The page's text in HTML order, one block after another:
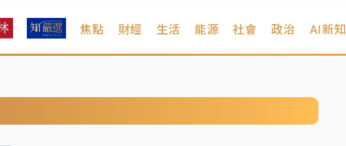
焦點 財經 生活 能源 社會 政治 AI新知